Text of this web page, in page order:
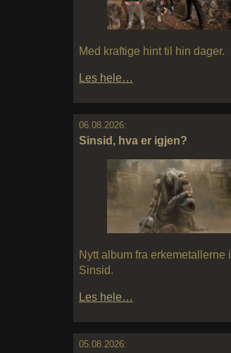
Med kraftige hint til hin dager.
Les hele…
06.08.2026:
Sinsid, hva er igjen?
Nytt album fra erkemetallerne i
Sinsid.
Les hele…
05.08.2026: